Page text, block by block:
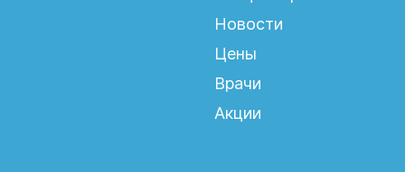
Новости
Цены
Врачи
Акции